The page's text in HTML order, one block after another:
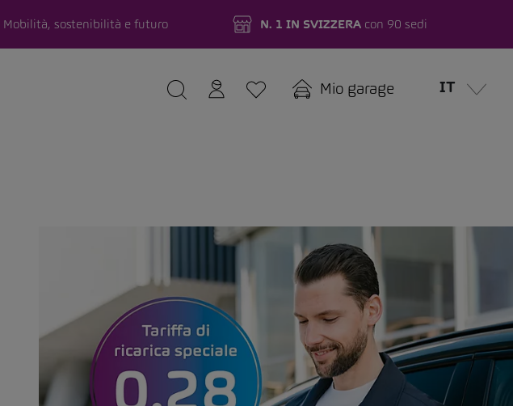
Mobilità, sostenibilità e futuro N. 1 IN SVIZZERAcon 90 sedi
Mio garage IT